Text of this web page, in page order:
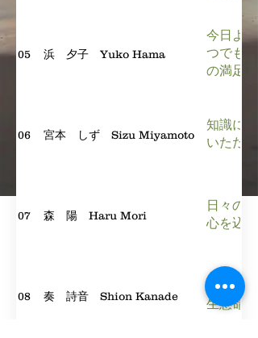
05 浜 夕子 Yuko Hama
今日よ
つでも
の満足
06 宮本 しず Sizu Miyamoto
知識に
いただき
07 森 陽 Haru Mori
日々の
心を込
08 奏 詩音 Shion Kanade
凪の研
生懸命